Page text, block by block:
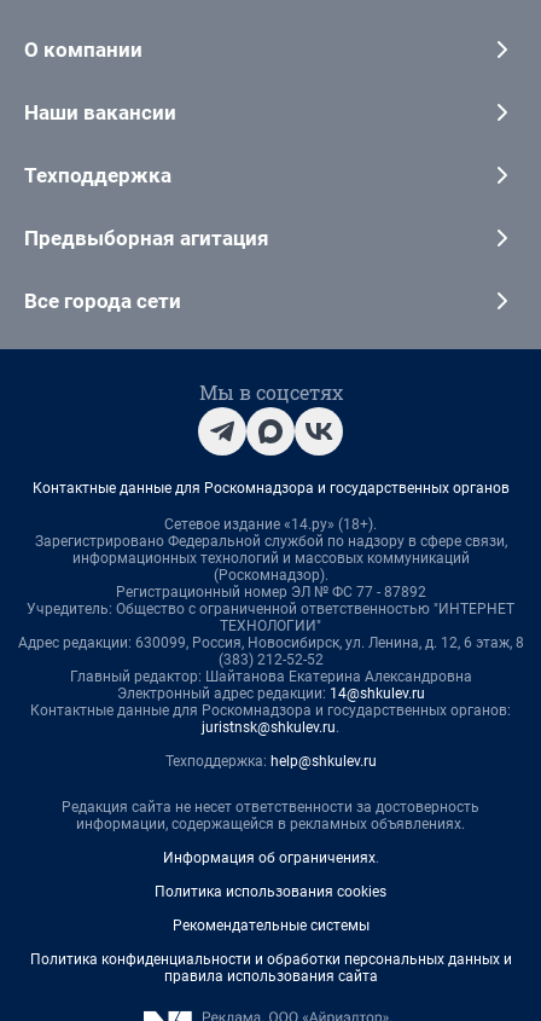
О компании
Наши вакансии
Техподдержка
Предвыборная агитация
Все города сети
Мы в соцсетях
Контактные данные для Роскомнадзора и государственных органов
Сетевое издание «14.ру» (18+).
Зарегистрировано Федеральной службой по надзору в сфере связи,
информационных технологий и массовых коммуникаций
(Роскомнадзор).
Регистрационный номер ЭЛ № ФС 77 - 87892
Учредитель: Общество с ограниченной ответственностью "ИНТЕРНЕТ
ТЕХНОЛОГИИ"
Адрес редакции: 630099, Россия, Новосибирск, ул. Ленина, д. 12, 6 этаж, 8
(383) 212-52-52
Главный редактор: Шайтанова Екатерина Александровна
Электронный адрес редакции: 14@shkulev.ru
Контактные данные для Роскомнадзора и государственных органов:
juristnsk@shkulev.ru.
Техподдержка: help@shkulev.ru
Редакция сайта не несет ответственности за достоверность
информации, содержащейся в рекламных объявлениях.
Информация об ограничениях.
Политика использования cookies
Рекомендательные системы
Политика конфиденциальности и обработки персональных данных и
правила использования сайта